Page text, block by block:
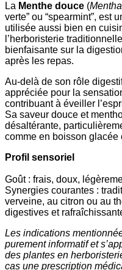
La Menthe douce (
verte” ou “spearmint”, est
utilisée aussi bien en
l’herboristerie
bienfaisante sur la
après les repas.
Au-delà de son rôle
appréciée pour la
contribuant à éveiller
Sa saveur douce et
désaltérante,
comme en boisson glacée
Profil sensoriel
Goût : frais, doux,
Synergies courantes :
verveine, au citron ou au
digestives et
Les indications
purement informatif et
des plantes en
cas une prescription